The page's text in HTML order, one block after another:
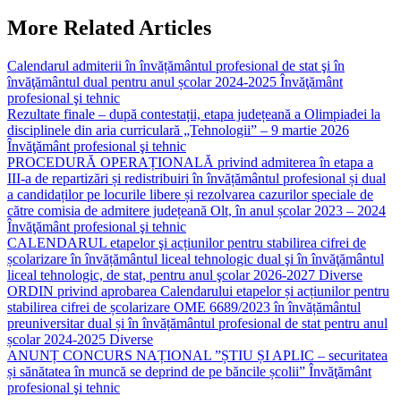
More Related Articles
Calendarul admiterii în învățământul profesional de stat şi în
învăţământul dual pentru anul școlar 2024-2025 Învăţământ
profesional şi tehnic
Rezultate finale – după contestații, etapa județeană a Olimpiadei la
disciplinele din aria curriculară „Tehnologii” – 9 martie 2026
Învăţământ profesional şi tehnic
PROCEDURĂ OPERAȚIONALĂ privind admiterea în etapa a
III-a de repartizări și redistribuiri în învățământul profesional și dual
a candidaților pe locurile libere și rezolvarea cazurilor speciale de
către comisia de admitere județeană Olt, în anul școlar 2023 – 2024
Învăţământ profesional şi tehnic
CALENDARUL etapelor şi acțiunilor pentru stabilirea cifrei de
școlarizare în învățământul liceal tehnologic dual şi în învăţământul
liceal tehnologic, de stat, pentru anul şcolar 2026-2027 Diverse
ORDIN privind aprobarea Calendarului etapelor și acțiunilor pentru
stabilirea cifrei de școlarizare OME 6689/2023 în învățământul
preuniversitar dual și în învățământul profesional de stat pentru anul
școlar 2024-2025 Diverse
ANUNȚ CONCURS NAȚIONAL ”ȘTIU ȘI APLIC – securitatea
și sănătatea în muncă se deprind de pe băncile școlii” Învăţământ
profesional şi tehnic